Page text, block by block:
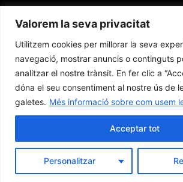
Valorem la seva privacitat
Utilitzem cookies per millorar la seva
navegació, mostrar anuncis o continguts
analitzar el nostre trànsit. En fer clic a
dóna el seu consentiment al nostre ús de
galetes. Més informació sobre com usem
Personalitzar
Acceptar tot
La Terra Alta reclama «justícia
en el PLATER, una moratòria eòlica i la
repotenciació dels parcs existents
5 agost 2026
L’Ajuntament de Tortosa defensa que
l’ampliació de l’Auditori es va executar
conforme al contracte i la direcció d’obra
5 agost 2026